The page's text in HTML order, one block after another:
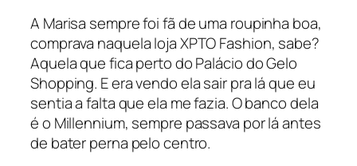
A Marisa sempre foi fã de uma roupinha boa,
comprava naquela loja XPTO Fashion, sabe?
Aquela que fica perto do Palácio do Gelo
Shopping. E era vendo ela sair pra lá que eu
sentia a falta que ela me fazia. O banco dela
é o Millennium, sempre passava por lá antes
de bater perna pelo centro.